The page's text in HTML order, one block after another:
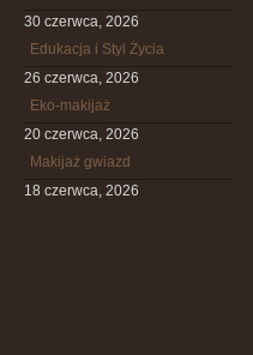
30 czerwca, 2026
Edukacja i Styl Życia
26 czerwca, 2026
Eko-makijaż
20 czerwca, 2026
Makijaż gwiazd
18 czerwca, 2026